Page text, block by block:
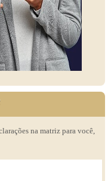
na matriz para você,